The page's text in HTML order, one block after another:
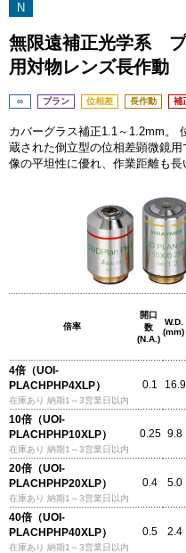
N
無限遠補正光学系
用対物レンズ長作動
∞ プラン 位相差 長作動 補
カバーグラス補正1.1～1.2mm。
蔵された倒立型の位相差顕微鏡用
像の平坦性に優れ、作業距離も長
倍率
開口
数
(N.A.)
W.D.
(mm)
4倍（UOI-
PLACHPHP4XLP）
在庫あり 納期1～3営業日以内
0.1 16.9
10倍（UOI-
PLACHPHP10XLP）
在庫あり 納期1～3営業日以内
0.25 9.8
20倍（UOI-
PLACHPHP20XLP）
在庫あり 納期1～3営業日以内
0.4 5.0
40倍（UOI-
PLACHPHP40XLP）
在庫あり 納期1～3営業日以内
0.5 2.4